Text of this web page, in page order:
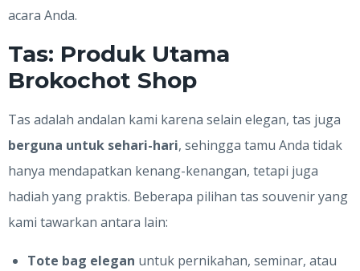
acara Anda.
Tas: Produk Utama
Brokochot Shop
Tas adalah andalan kami karena selain elegan, tas juga
berguna untuk sehari-hari, sehingga tamu Anda tidak
hanya mendapatkan kenang-kenangan, tetapi juga
hadiah yang praktis. Beberapa pilihan tas souvenir yang
kami tawarkan antara lain:
Tote bag elegan untuk pernikahan, seminar, atau